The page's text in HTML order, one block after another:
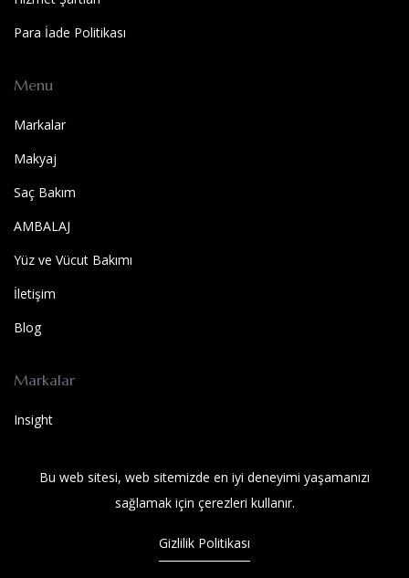
Para İade Politikası
Menu
Markalar
Makyaj
Saç Bakım
AMBALAJ
Yüz ve Vücut Bakımı
İletişim
Blog
Markalar
Insight
SOLUTIONS BEST
Bu web sitesi, web sitemizde en iyi deneyimi yaşamanızı
sağlamak için çerezleri kullanır.
Gizlilik Politikası